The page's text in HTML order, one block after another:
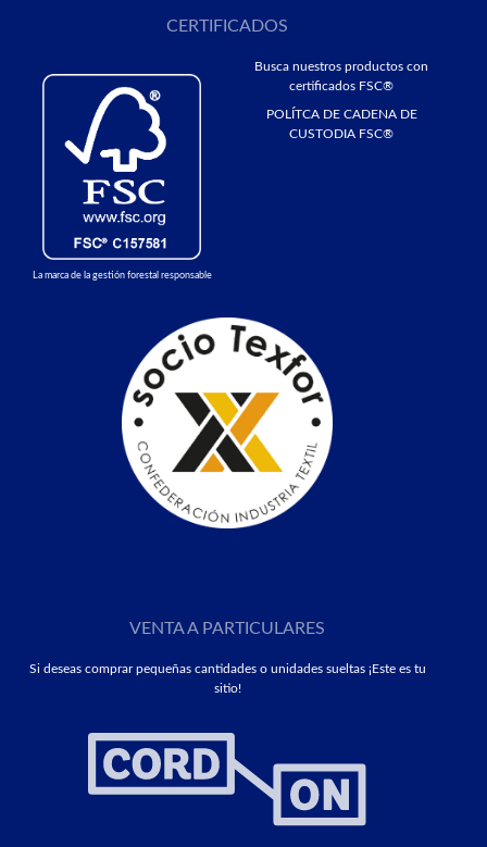
CERTIFICADOS
Busca nuestros productos con
certificados FSC®
POLÍTCA DE CADENA DE
CUSTODIA FSC®
La marca de la gestión forestal responsable
VENTA A PARTICULARES
Si deseas comprar pequeñas cantidades o unidades sueltas ¡Este es tu
sitio!